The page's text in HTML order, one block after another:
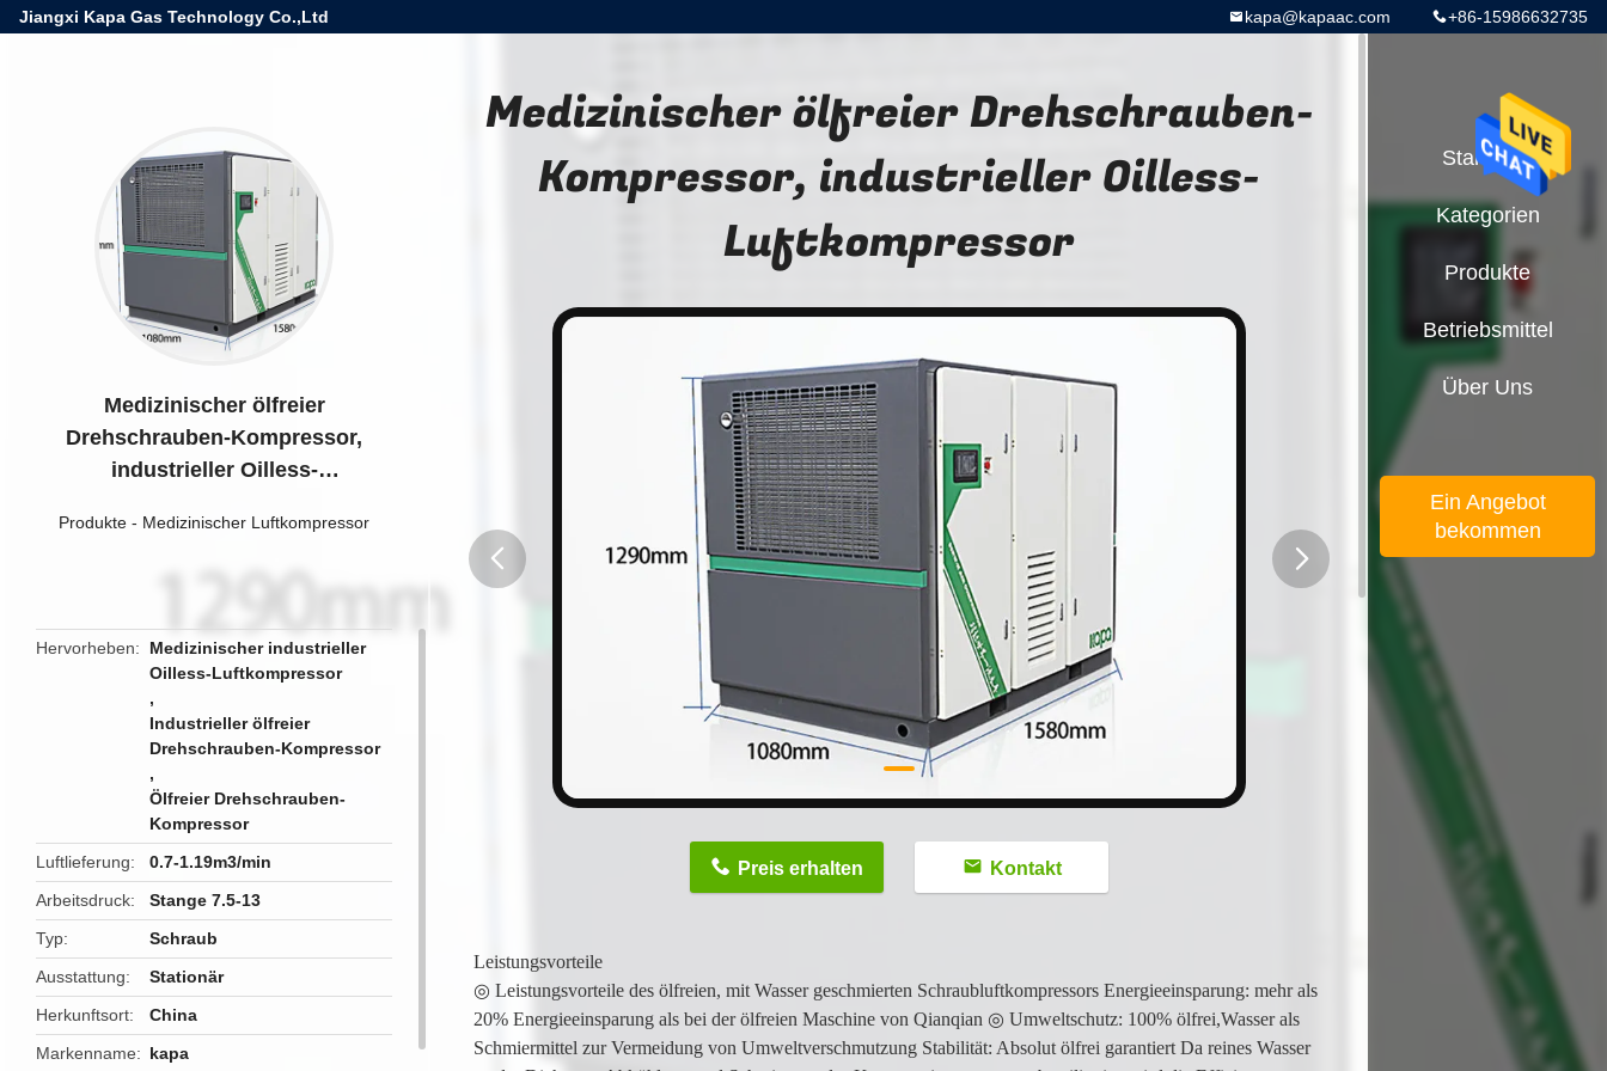
Jiangxi Kapa Gas Technology Co.,Ltd +86-15986632735
kapa@kapaac.com
Medizinischer ölfreier
Drehschrauben-Kompressor,
industrieller Oilless-
Produkte - Medizinischer Luftkompressor
Hervorheben
Medizinischer industrieller
Oilless-Luftkompressor
,
Industrieller ölfreier
Drehschrauben-Kompressor
,
Ölfreier Drehschrauben-
Kompressor
Luftlieferung
0.7-1.19m3/min
Arbeitsdruck
Stange 7.5-13
Typ
Schraub
Ausstattung
Stationär
Herkunftsort
China
Markenname
kapa
Medizinischer ölfreier Drehschrauben-
Kompressor, industrieller Oilless-
Luftkompressor
Preis erhalten Kontakt
Leistungsvorteile
◎ Leistungsvorteile des ölfreien, mit Wasser geschmierten Schraubluftkompressors Energieeinsparung: mehr als
20% Energieeinsparung als bei der ölfreien Maschine von Qianqian ◎ Umweltschutz: 100% ölfrei,Wasser als
Schmiermittel zur Vermeidung von Umweltverschmutzung Stabilität: Absolut ölfrei garantiert Da reines Wasser
Startseite
Kategorien
Produkte
Betriebsmittel
Über Uns
Ein Angebot
bekommen